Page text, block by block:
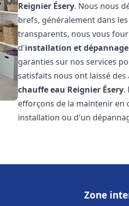
Reignier Ésery. Nous nous
brefs, généralement dans
transparents, nous vous
d'installation et
garanties sur nos services
satisfaits nous ont laissé
chauffe eau Reignier Ésery.
efforçons de la maintenir en
installation ou d'un
Zone